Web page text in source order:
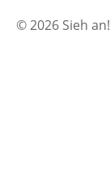
© 2026 Sieh an!